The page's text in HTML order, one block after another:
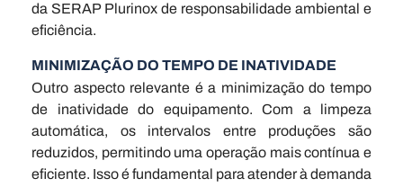
da SERAP Plurinox de responsabilidade ambiental e
eficiência.
MINIMIZAÇÃO DO TEMPO DE INATIVIDADE
Outro aspecto relevante é a minimização do tempo
de inatividade do equipamento. Com a limpeza
automática, os intervalos entre produções são
reduzidos, permitindo uma operação mais contínua e
eficiente. Isso é fundamental para atender à demanda